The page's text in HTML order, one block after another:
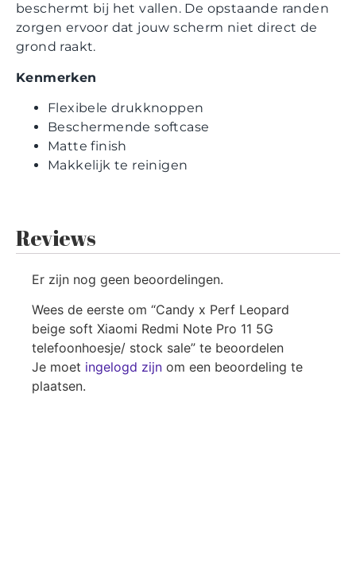
beschermt bij het vallen. De opstaande randen
zorgen ervoor dat jouw scherm niet direct de
grond raakt.
Kenmerken
Flexibele drukknoppen
Beschermende softcase
Matte finish
Makkelijk te reinigen
Reviews
Er zijn nog geen beoordelingen.
Wees de eerste om “Candy x Perf Leopard
beige soft Xiaomi Redmi Note Pro 11 5G
telefoonhoesje/ stock sale” te beoordelen
Je moet ingelogd zijn om een beoordeling te
plaatsen.